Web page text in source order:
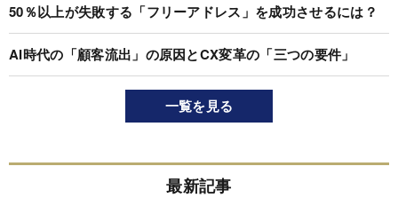
50％以上が失敗する「フリーアドレス」を成功させるには？
AI時代の「顧客流出」の原因とCX変革の「三つの要件」
一覧を見る
最新記事